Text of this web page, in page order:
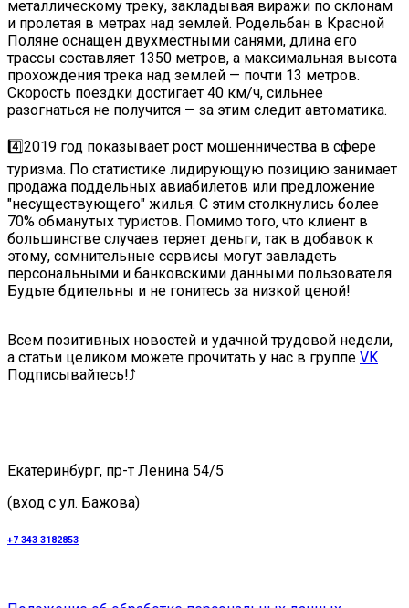
металлическому треку, закладывая виражи по склонам
и пролетая в метрах над землей. Родельбан в Красной
Поляне оснащен двухместными санями, длина его
трассы составляет 1350 метров, а максимальная высота
прохождения трека над землей — почти 13 метров.
Скорость поездки достигает 40 км/ч, сильнее
разогнаться не получится — за этим следит автоматика.
4️⃣2019 год показывает рост мошенничества в сфере
туризма. По статистике лидирующую позицию занимает
продажа поддельных авиабилетов или предложение
"несуществующего" жилья. С этим столкнулись более
70% обманутых туристов. Помимо того, что клиент в
большинстве случаев теряет деньги, так в добавок к
этому, сомнительные сервисы могут завладеть
персональными и банковскими данными пользователя.
Будьте бдительны и не гонитесь за низкой ценой!
Всем позитивных новостей и удачной трудовой недели,
а статьи целиком можете прочитать у нас в группе VK
Подписывайтесь!⤴️
Екатеринбург, пр-т Ленина 54/5
(вход с ул. Бажова)
+7 343 3182853